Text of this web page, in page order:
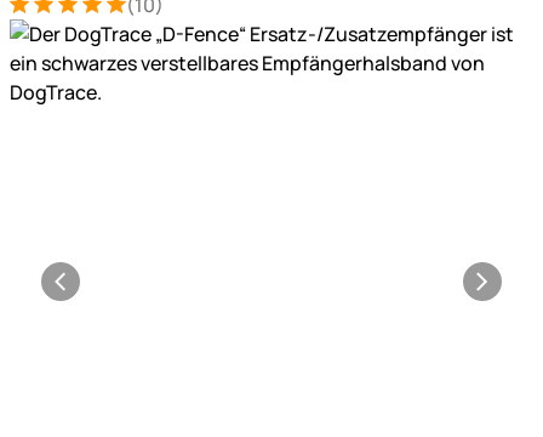
Bewertung: 5 von 5 (10 Bewertungen)
10 Bewertungen
Produktgalerie